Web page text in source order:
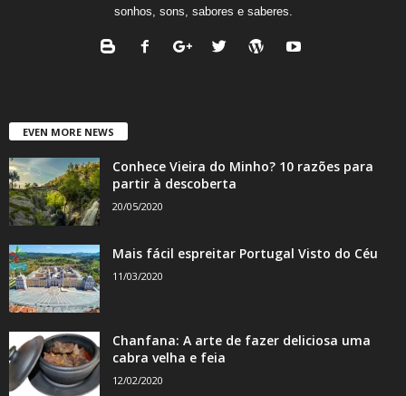
sonhos, sons, sabores e saberes.
EVEN MORE NEWS
Conhece Vieira do Minho? 10 razões para
partir à descoberta
20/05/2020
Mais fácil espreitar Portugal Visto do Céu
11/03/2020
Chanfana: A arte de fazer deliciosa uma
cabra velha e feia
12/02/2020